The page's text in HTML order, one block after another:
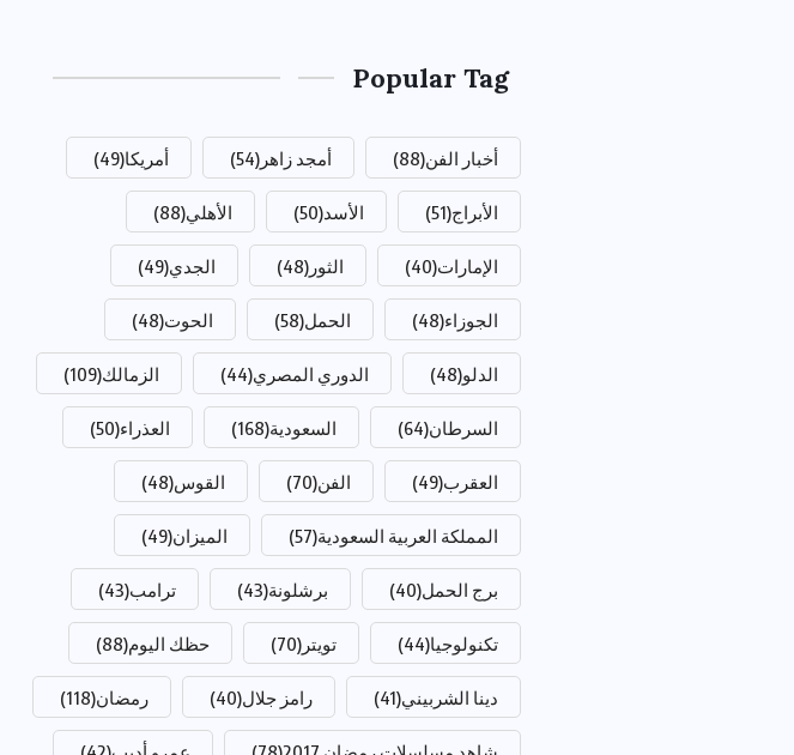
Popular Tag
أخبار الفن(88) أمجد زاهر (54) أمريكا(49)
الأبراج(51) الأسد(50) الأهلي(88)
الإمارات(40) الثور (48) الجدي(49)
الجوزاء(48) الحمل(58) الحوت(48)
الدلو(48) الدوري المصري(44) الزمالك(109)
السرطان(64) السعودية(168) العذراء(50)
العقرب(49) الفن(70) القوس(48)
المملكة العربية السعودية(57) الميزان(49)
برج الحمل(40) برشلونة(43) ترامب(43)
تكنولوجيا(44) تويتر (70) حظك اليوم(88)
دينا الشربيني(41) رامز جلال(40) رمضان(118)